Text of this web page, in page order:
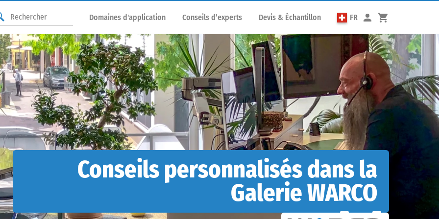
Domaines d'application Conseils d’experts Devis & Échantillon FR
Conseils personnalisés dans la
Galerie WARCO